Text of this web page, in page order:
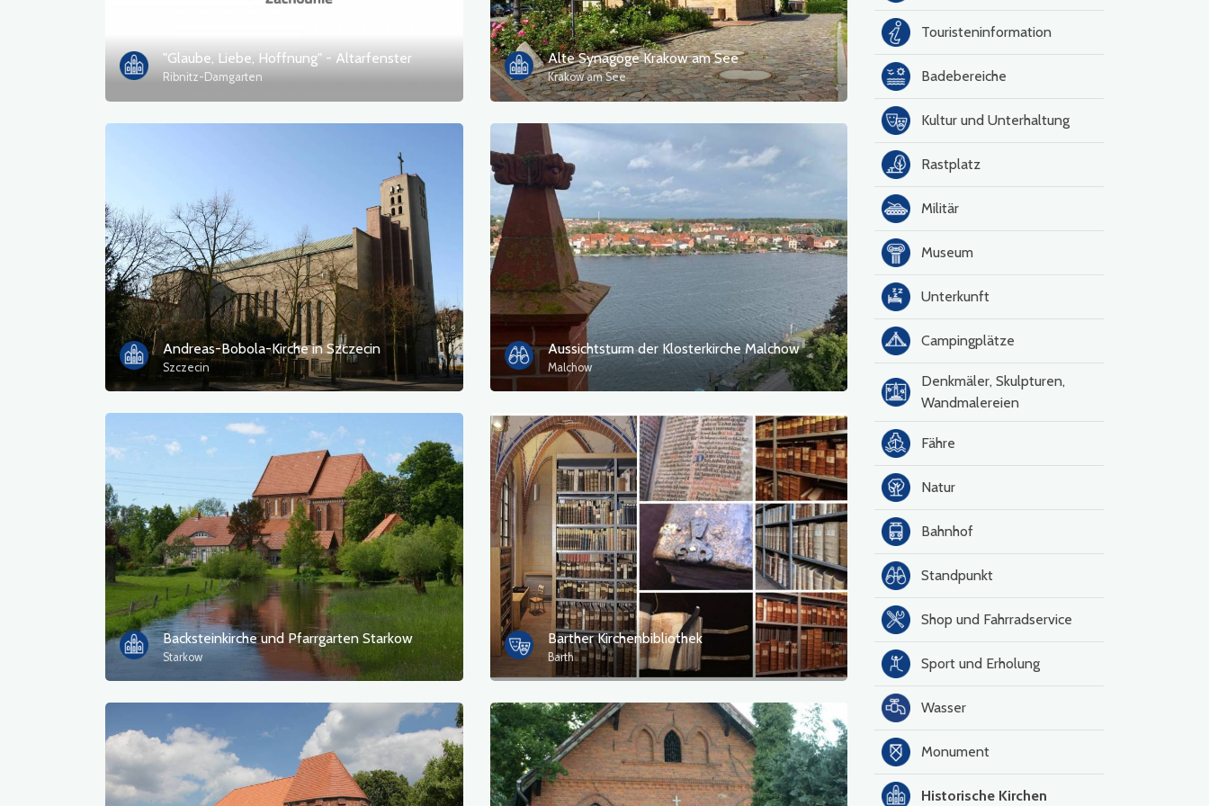
"Glaube, Liebe, Hoffnung" - Altarfenster
Ribnitz-Damgarten
Alte Synagoge Krakow am See
Krakow am See
Andreas-Bobola-Kirche in Szczecin
Szczecin
Aussichtsturm der Klosterkirche Malchow
Malchow
Backsteinkirche und Pfarrgarten Starkow
Starkow
Barther Kirchenbibliothek
Barth
Touristeninformation
Badebereiche
Kultur und Unterhaltung
Rastplatz
Militär
Museum
Unterkunft
Campingplätze
Denkmäler, Skulpturen,
Wandmalereien
Fähre
Natur
Bahnhof
Standpunkt
Shop und Fahrradservice
Sport und Erholung
Wasser
Monument
Historische Kirchen